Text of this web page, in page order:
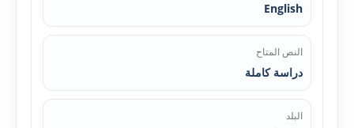
English
النص المتاح
دراسة كاملة
البلد